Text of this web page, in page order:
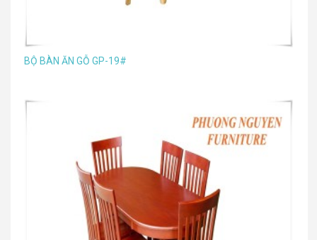
BỘ BÀN ĂN GỖ GP-19#